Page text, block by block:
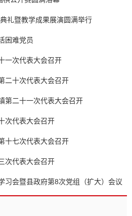
礼暨教学成果展演圆满举行
困难党员
一次代表大会召开
二十次代表大会召开
第二十一次代表大会召开
次代表大会召开
十七次代表大会召开
次代表大会召开
习会暨县政府第8次党组（扩大）会议